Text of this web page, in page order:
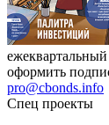
оформить
pro@cbonds.info
Спец проекты